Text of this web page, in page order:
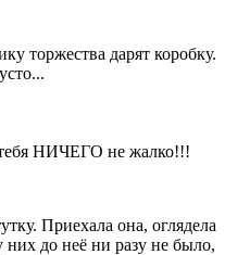
торжества дарят коробку.
НИЧЕГО не жалко!!!
Приехала она, оглядела
них до неё ни разу не было,